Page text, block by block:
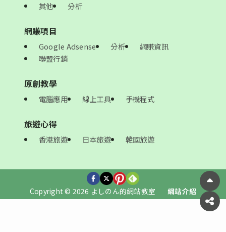
其他
分析
網賺項目
Google Adsense 分析
網賺資訊
聯盟行銷
原創教學
電腦應用 線上工具 手機程式
旅遊心得
香港旅遊 日本旅遊 韓國旅遊
Copyright © 2026 よしのん的網站教室 網站介紹